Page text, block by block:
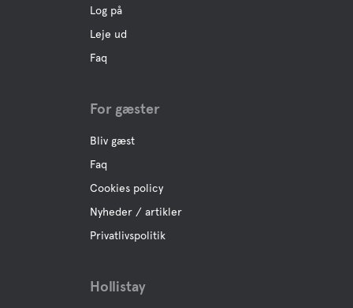
Log på
Leje ud
Faq
For gæster
Bliv gæst
Faq
Cookies policy
Nyheder / artikler
Privatlivspolitik
Hollistay